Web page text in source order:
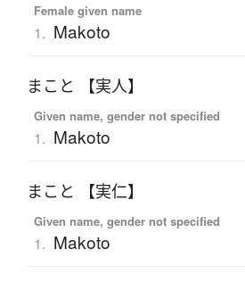
Female given name
1. Makoto
まこと 【実人】
Given name, gender not specified
1. Makoto
まこと 【実仁】
Given name, gender not specified
1. Makoto